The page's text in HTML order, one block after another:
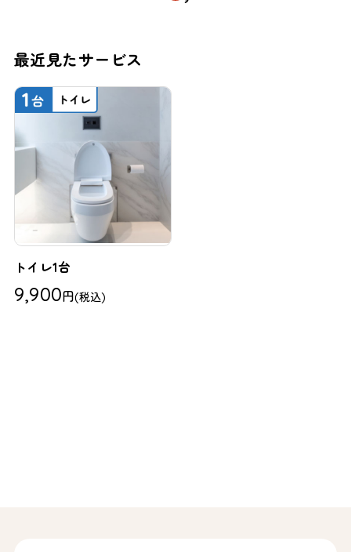
最近見たサービス
トイレ1台
9,900円(税込)